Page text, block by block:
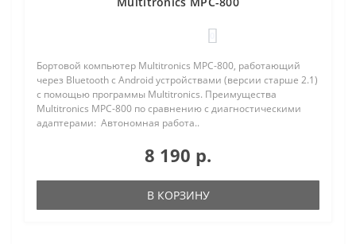
Бортовой компьютер Multitronics MPC-800, работающий
через Bluetooth с Android устройствами (версии старше 2.1)
с помощью программы Multitronics. Преимущества
Multitronics MPC-800 по сравнению с диагностическими
адаптерами: Автономная работа..
8 190 р.
В КОРЗИНУ